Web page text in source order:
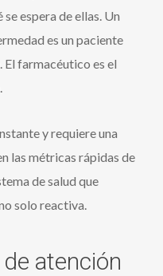
espera de ellas. Un
es un paciente
farmacéutico es el
y requiere una
las métricas rápidas de
de salud que
solo reactiva.
atención